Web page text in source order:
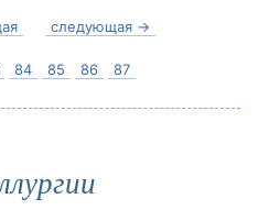
следующая →
84 85 86 87